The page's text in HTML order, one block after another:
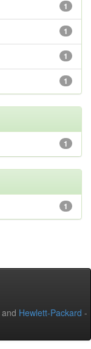
1
1
1
1
1
1
and Hewlett-Packard -